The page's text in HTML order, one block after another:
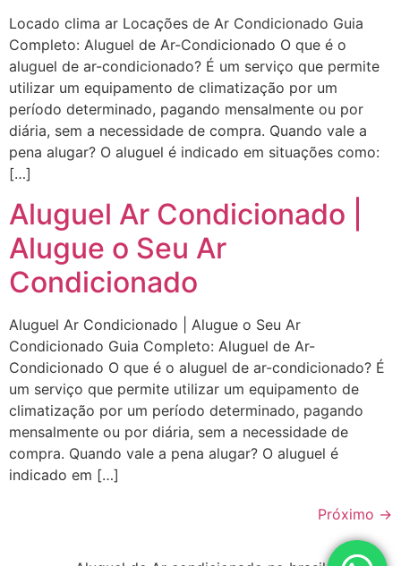
Locado clima ar Locações de Ar Condicionado Guia
Completo: Aluguel de Ar-Condicionado O que é o
aluguel de ar-condicionado? É um serviço que permite
utilizar um equipamento de climatização por um
período determinado, pagando mensalmente ou por
diária, sem a necessidade de compra. Quando vale a
pena alugar? O aluguel é indicado em situações como:
[…]
Aluguel Ar Condicionado |
Alugue o Seu Ar
Condicionado
Aluguel Ar Condicionado | Alugue o Seu Ar
Condicionado Guia Completo: Aluguel de Ar-
Condicionado O que é o aluguel de ar-condicionado? É
um serviço que permite utilizar um equipamento de
climatização por um período determinado, pagando
mensalmente ou por diária, sem a necessidade de
compra. Quando vale a pena alugar? O aluguel é
indicado em […]
Próximo →